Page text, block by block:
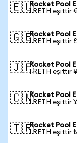
🇪🇺Rocket Pool
1 RETH eşittir
🇬🇧Rocket Pool
1 RETH eşittir
🇯🇵Rocket Pool
1 RETH eşittir
🇨🇳Rocket Pool
1 RETH eşittir
🇹🇷Rocket Pool
1 RETH eşittir